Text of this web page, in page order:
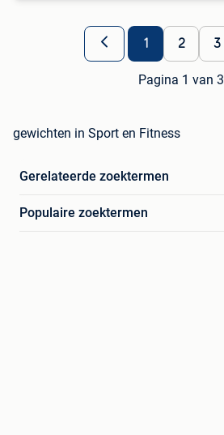
1 2 3
Pagina 1 van 3
gewichten in Sport en Fitness
Gerelateerde zoektermen
Populaire zoektermen